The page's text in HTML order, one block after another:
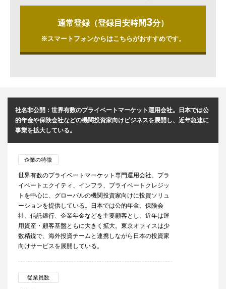
通常登録（登録目安時間3分）
※スマートフォンからはこちらがおすすめです。
社名非公開：世界有数のプライベートマーケット運用会社。日本では公
的年金や保険会社などの機関投資家向けビジネスを展開し、近年急速に
事業を拡大している。
企業の特徴
世界有数のプライベートマーケット専門運用会社。プラ
イベートエクイティ、インフラ、プライベートクレジッ
トを中心に、グローバルの機関投資家向けに投資ソリュ
ーションを提供している。日本では公的年金、保険会
社、信託銀行、企業年金などを主要顧客とし、近年は運
用資産・顧客基盤ともに大きく拡大。東京オフィスは少
数精鋭で、海外投資チームと連携しながら日本の投資家
向けサービスを展開している。
従業員数